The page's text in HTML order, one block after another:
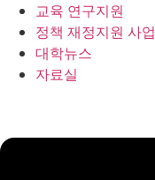
교육 연구지원
정책 재정지원 사업
대학뉴스
자료실